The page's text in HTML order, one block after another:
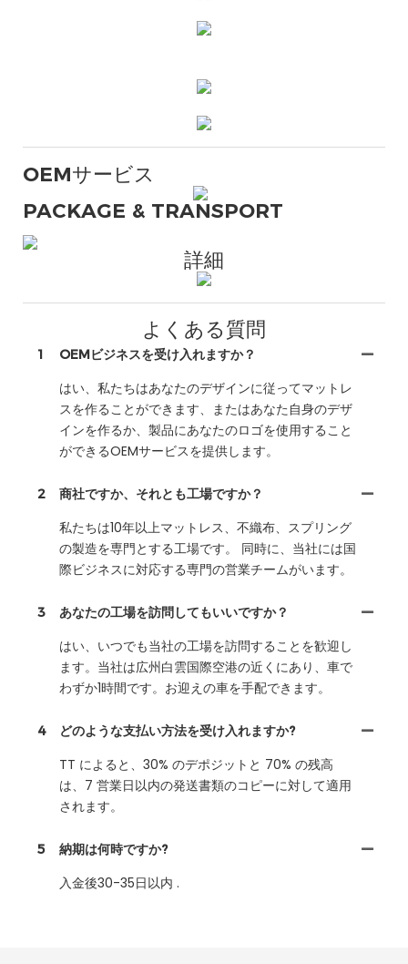
OEMサービス
PACKAGE & TRANSPORT
詳細
よくある質問
1 OEMビジネスを受け入れますか？
はい、私たちはあなたのデザインに従ってマットレ
スを作ることができます、またはあなた自身のデザ
インを作るか、製品にあなたのロゴを使用すること
ができるOEMサービスを提供します。
2 商社ですか、それとも工場ですか？
私たちは10年以上マットレス、不織布、スプリング
の製造を専門とする工場です。 同時に、当社には国
際ビジネスに対応する専門の営業チームがいます。
3 あなたの工場を訪問してもいいですか？
はい、いつでも当社の工場を訪問することを歓迎し
ます。当社は広州白雲国際空港の近くにあり、車で
わずか1時間です。お迎えの車を手配できます。
4 どのような支払い方法を受け入れますか?
TT によると、30% のデポジットと 70% の残高
は、7 営業日以内の発送書類のコピーに対して適用
されます。
5 納期は何時ですか?
入金後30-35日以内 .